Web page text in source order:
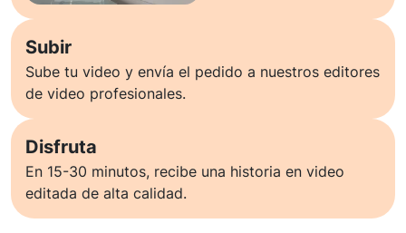
Subir
Sube tu video y envía el pedido a nuestros editores
de video profesionales.
Disfruta
En 15-30 minutos, recibe una historia en video
editada de alta calidad.